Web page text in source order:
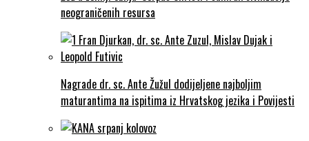
neograničenih resursa
Nagrade dr. sc. Ante Žužul dodijeljene najboljim
maturantima na ispitima iz Hrvatskog jezika i Povijesti